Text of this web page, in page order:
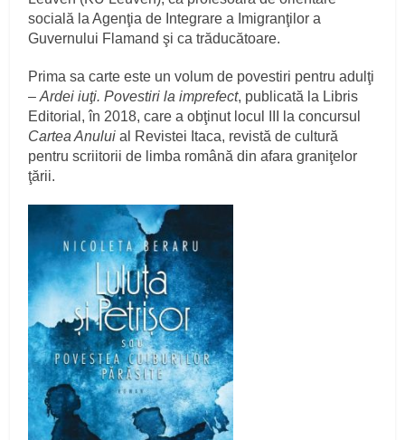
socială la Agenţia de Integrare a Imigranţilor a
Guvernului Flamand şi ca trăducătoare.
Prima sa carte este un volum de povestiri pentru adulţi
–Ardei iuţi. Povestiri la imprefect, publicată la Libris
Editorial, în 2018, care a obţinut locul III la concursul
Cartea Anului al Revistei Itaca, revistă de cultură
pentru scriitorii de limba română din afara graniţelor
ţării.